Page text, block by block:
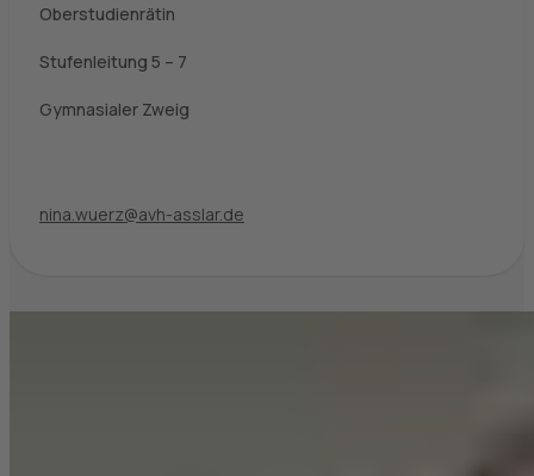
Oberstudienrätin
Stufenleitung 5 – 7
Gymnasialer Zweig
nina.wuerz@avh-asslar.de